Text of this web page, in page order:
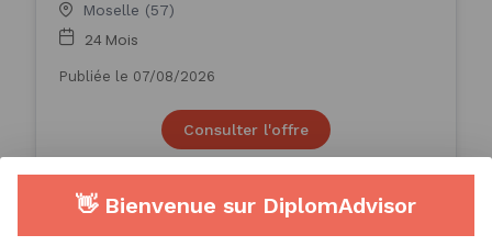
Moselle (57)
24 Mois
Publiée le 07/08/2026
Consulter l'offre
Technicien en Diagnostics
👋 Bienvenue sur DiplomAdvisor